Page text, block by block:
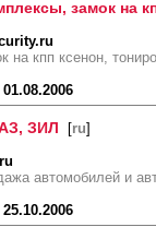
замок на
на кпп ксенон,
01.08.2006
ЗИЛ [ru]
автомобилей и
25.10.2006